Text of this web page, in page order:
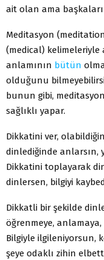
ait olan ama
Meditasyon
(medical) kelimeleriyle
anlamının bütün
olduğunu
bunun gibi,
sağlıklı yapar.
Dikkatini ver,
dinlediğinde anlarsın,
Dikkatini toplayarak
dinlersen, bilgiyi
Dikkatli bir şekilde
öğrenmeye,
Bilgiyle ilgileniyorsun,
şeye odaklı zihin